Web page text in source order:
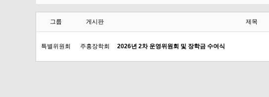
그룹 게시판 제목
특별위원회 주홍장학회 2026년 2차 운영위원회 및 장학금 수여식